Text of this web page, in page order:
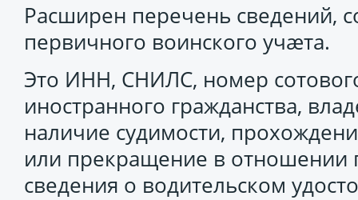
Расширен перечень сведений,
первичного воинского учæта.
Это ИНН, СНИЛС, номер
иностранного гражданства,
наличие судимости,
или прекращение в отношении
сведения о водительском